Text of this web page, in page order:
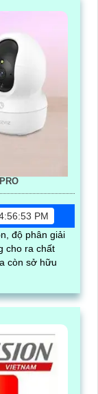
PM
độ phân giải
cho ra chất